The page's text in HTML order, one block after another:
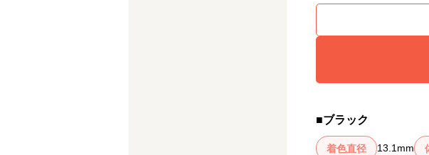
詳細をCHECK
ブラック
着色直径 13.1mm